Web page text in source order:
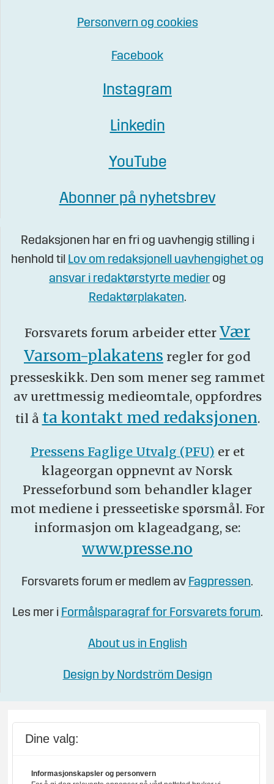
Personvern og cookies
Facebook
Instagram
Linkedin
YouTube
Abonner på nyhetsbrev
Redaksjonen har en fri og uavhengig stilling i
henhold til Lov om redaksjonell uavhengighet og
ansvar i redaktørstyrte medier og
Redaktørplakaten.
Forsvarets forum arbeider etter Vær
Varsom-plakatens regler for god
presseskikk. Den som mener seg rammet
av urettmessig medieomtale, oppfordres
til å ta kontakt med redaksjonen.
Pressens Faglige Utvalg (PFU) er et
klageorgan oppnevnt av Norsk
Presseforbund som behandler klager
mot mediene i presseetiske spørsmål. For
informasjon om klageadgang, se:
www.presse.no
Forsvarets forum er medlem av Fagpressen.
Les mer i Formålsparagraf for Forsvarets forum.
About us in English
Design by Nordström Design
Dine valg:
Informasjonskapsler og personvern